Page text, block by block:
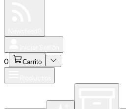
0 Carrito